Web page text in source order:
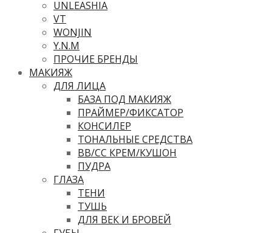
UNLEASHIA
VT
WONJIN
Y.N.M
ПРОЧИЕ БРЕНДЫ
МАКИЯЖ
ДЛЯ ЛИЦА
БАЗА ПОД МАКИЯЖ
ПРАЙМЕР/ФИКСАТОР
КОНСИЛЕР
ТОНАЛЬНЫЕ СРЕДСТВА
ВВ/CC КРЕМ/КУШОН
ПУДРА
ГЛАЗА
ТЕНИ
ТУШЬ
ДЛЯ ВЕК И БРОВЕЙ